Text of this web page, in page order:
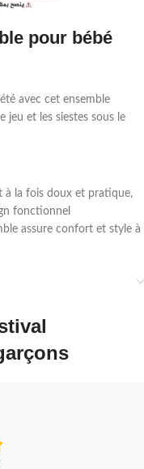
pour bébé
avec cet ensemble
jeu et les siestes sous le
à la fois doux et pratique,
fonctionnel
assure confort et style à